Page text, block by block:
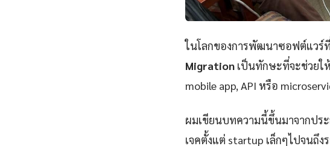
ในโลกของการพัฒนาซอฟต์แวร์
Migration เป็นทักษะที่จะช่วยใ
mobile app, API หรือ
ผมเขียนบทความนี้ขึ้นมาจากปร
เจคตั้งแต่ startup เล็กๆไปจนถึ